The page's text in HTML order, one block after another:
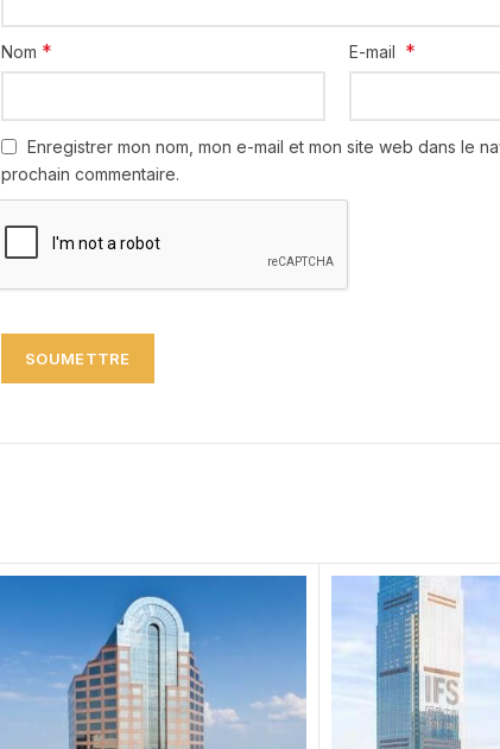
Nom * E-mail *
Enregistrer mon nom, mon e-mail et mon site web dans le
prochain commentaire.